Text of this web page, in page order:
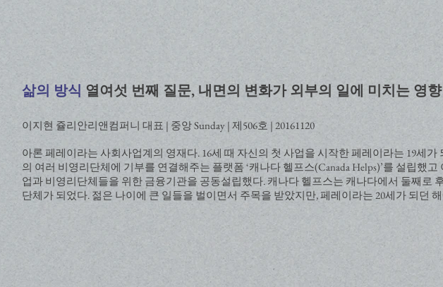
삶의 방식 열여섯 번째 질문, 내면의 변화가 외부의 일에 미치는 영향
이지현 쥴리안리앤컴퍼니 대표 | 중앙 Sunday | 제506호 | 20161120
아론 페레이라는 사회사업계의 영재다. 16세 때 자신의 첫 사업을 시작한 페레이라는 19세가
의 여러 비영리단체에 기부를 연결해주는 플랫폼 ‘캐나다 헬프스(Canada Helps)’를 설립했고
업과 비영리단체들을 위한 금융기관을 공동설립했다. 캐나다 헬프스는 캐나다에서 둘째로
단체가 되었다. 젊은 나이에 큰 일들을 벌이면서 주목을 받았지만, 페레이라는 20세가 되던